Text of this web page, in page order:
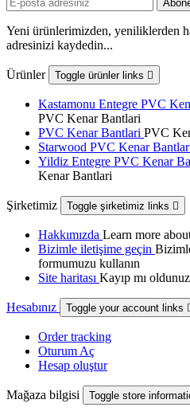
Yeni ürünlerimizden, yeniliklerden
adresinizi kaydedin...
Ürünler Toggle ürünler links 
Kastamonu Entegre PVC
PVC Kenar Bantlari
PVC Kenar Bantlari PVC
Starwood PVC Kenar
Yildiz Entegre PVC Kenar
Kenar Bantlari
Şirketimiz Toggle şirketimiz links 
Hakkımızda Learn more
Bizimle iletişime geçin
formumuzu kullanın
Site haritası Kayıp mı
Hesabınız Toggle your account links
Order tracking
Oturum Aç
Hesap oluştur
Mağaza bilgisi Toggle store